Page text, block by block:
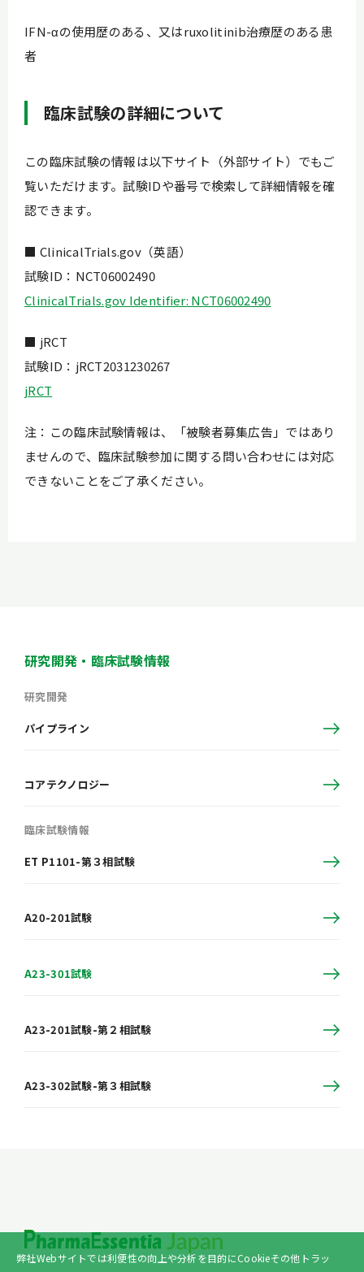
弊社Webサイトでは利便性の向上や分析を目的にCookieその他トラッ
IFN-αの使用歴のある、又はruxolitinib治療歴のある患
者
臨床試験の詳細について
この臨床試験の情報は以下サイト（外部サイト）でもご
覧いただけます。試験IDや番号で検索して詳細情報を確
認できます。
■ ClinicalTrials.gov（英語）
試験ID：NCT06002490
ClinicalTrials.gov Identifier: NCT06002490
■ jRCT
試験ID：jRCT2031230267
jRCT
注：この臨床試験情報は、「被験者募集広告」ではあり
ませんので、臨床試験参加に関する問い合わせには対応
できないことをご了承ください。
研究開発・臨床試験情報
研究開発
パイプライン
コアテクノロジー
臨床試験情報
ET P1101-第３相試験
A20-201試験
A23-301試験
A23-201試験-第２相試験
A23-302試験-第３相試験